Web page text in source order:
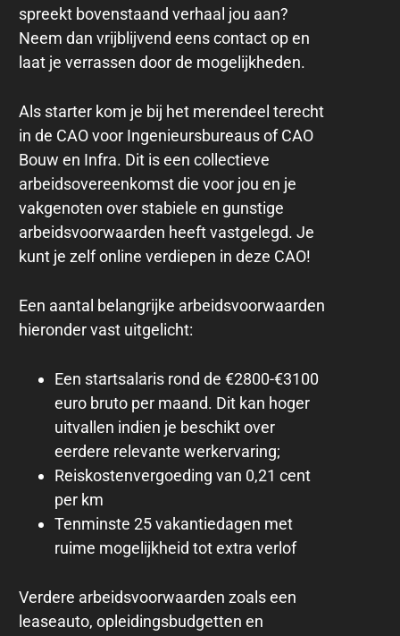
spreekt bovenstaand verhaal jou aan?
Neem dan vrijblijvend eens contact op en
laat je verrassen door de mogelijkheden.
Als starter kom je bij het merendeel terecht
in de CAO voor Ingenieursbureaus of CAO
Bouw en Infra. Dit is een collectieve
arbeidsovereenkomst die voor jou en je
vakgenoten over stabiele en gunstige
arbeidsvoorwaarden heeft vastgelegd. Je
kunt je zelf online verdiepen in deze CAO!
Een aantal belangrijke arbeidsvoorwaarden
hieronder vast uitgelicht:
Een startsalaris rond de €2800-€3100
euro bruto per maand. Dit kan hoger
uitvallen indien je beschikt over
eerdere relevante werkervaring;
Reiskostenvergoeding van 0,21 cent
per km
Tenminste 25 vakantiedagen met
ruime mogelijkheid tot extra verlof
Verdere arbeidsvoorwaarden zoals een
leaseauto, opleidingsbudgetten en